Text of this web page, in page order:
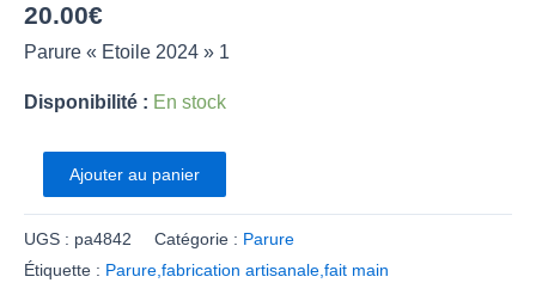
20.00€
Parure « Etoile 2024 » 1
Disponibilité : En stock
Ajouter au panier
UGS : pa4842 Catégorie : Parure
Étiquette : Parure,fabrication artisanale,fait main